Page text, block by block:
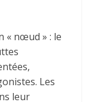
« nœud » : le
Les
leur